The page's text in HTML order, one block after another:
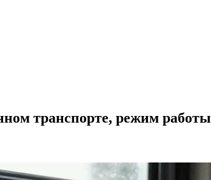
транспорте, режим работы